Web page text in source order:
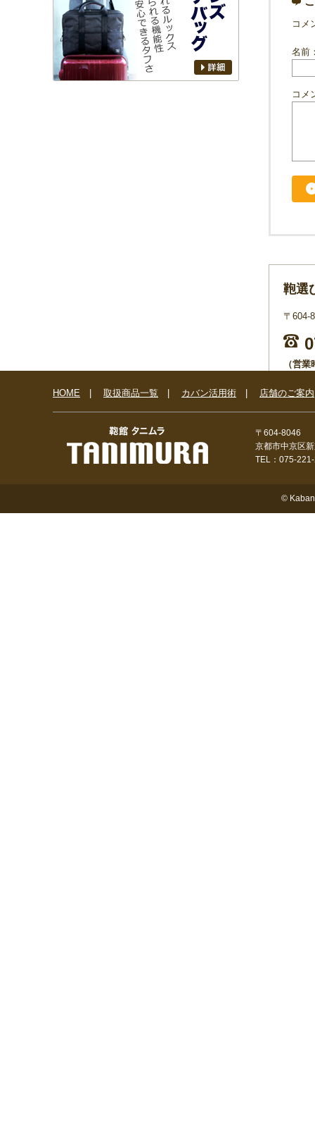
コメ
名前
コメ
鞄選
〒604-
（営
HOME 取扱商品一覧 カバン活用術 店舗のご案内
〒604-8046
京都市中京区
TEL：075-
©